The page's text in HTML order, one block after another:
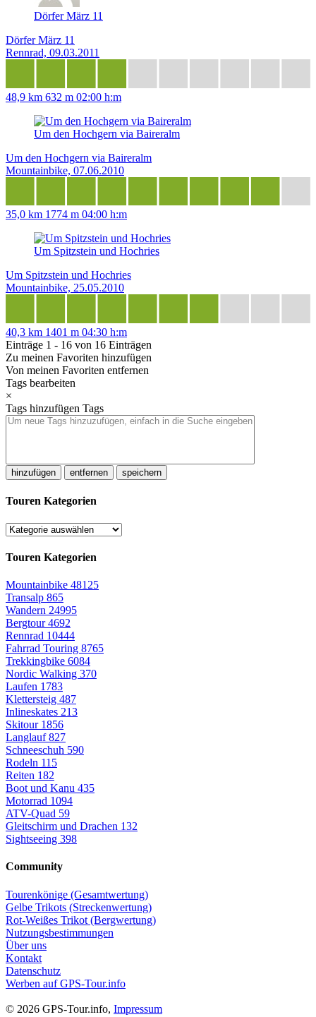
Dörfer März 11
Dörfer März 11
Rennrad, 09.03.2011
48,9 km 632 m 02:00 h:m
Um den Hochgern via Baireralm
Um den Hochgern via Baireralm
Mountainbike, 07.06.2010
35,0 km 1774 m 04:00 h:m
Um Spitzstein und Hochries
Um Spitzstein und Hochries
Mountainbike, 25.05.2010
40,3 km 1401 m 04:30 h:m
Einträge 1 - 16 von 16 Einträgen
Zu meinen Favoriten hinzufügen
Von meinen Favoriten entfernen
Tags bearbeiten
×
Tags hinzufügen Tags
hinzufügen entfernen speichern
Touren Kategorien
Touren Kategorien
Mountainbike 48125
Transalp 865
Wandern 24995
Bergtour4692
Rennrad 10444
Fahrrad Touring 8765
Trekkingbike 6084
Nordic Walking 370
Laufen 1783
Klettersteig 487
Inlineskates 213
Skitour 1856
Langlauf827
Schneeschuh 590
Rodeln 115
Reiten 182
Boot und Kanu 435
Motorrad 1094
ATV-Quad 59
Gleitschirm und Drachen 132
Sightseeing 398
Community
Tourenkönige (Gesamtwertung)
Gelbe Trikots (Streckenwertung)
Rot-Weißes Trikot (Bergwertung)
Nutzungsbestimmungen
Über uns
Kontakt
Datenschutz
Werben auf GPS-Tour.info
© 2026 GPS-Tour.info, Impressum